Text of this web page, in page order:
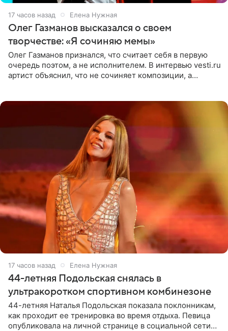
17 часов назад Елена Нужная
Олег Газманов высказался о своем
творчестве: «Я сочиняю мемы»
Олег Газманов признался, что считает себя в первую
очередь поэтом, а не исполнителем. В интервью vesti.ru
артист объяснил, что не сочиняет композиции, а
17 часов назад Елена Нужная
44-летняя Подольская снялась в
ультракоротком спортивном комбинезоне
44-летняя Наталья Подольская показала поклонникам,
как проходит ее тренировка во время отдыха. Певица
опубликовала на личной странице в социальной сети